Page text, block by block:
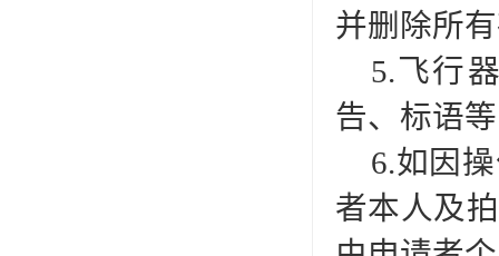
并删除所
5.飞行
告、标语
6.如因
者本人及